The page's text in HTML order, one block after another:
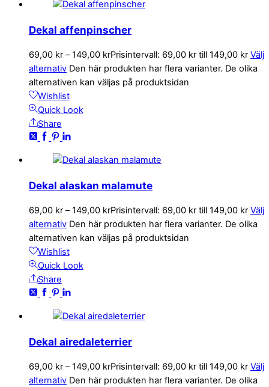
Dekal affenpinscher
69,00 kr – 149,00 krPrisintervall: 69,00 kr till 149,00 kr Välj
alternativ Den här produkten har flera varianter. De olika
alternativen kan väljas på produktsidan
Wishlist
Quick Look
Share
Dekal alaskan malamute
69,00 kr – 149,00 krPrisintervall: 69,00 kr till 149,00 kr Välj
alternativ Den här produkten har flera varianter. De olika
alternativen kan väljas på produktsidan
Wishlist
Quick Look
Share
Dekal airedaleterrier
69,00 kr – 149,00 krPrisintervall: 69,00 kr till 149,00 kr Välj
alternativ Den här produkten har flera varianter. De olika